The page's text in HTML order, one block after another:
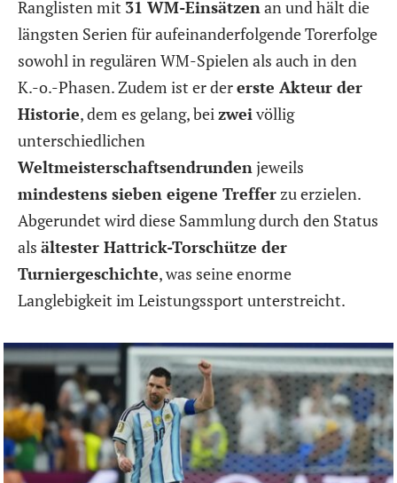
Ranglisten mit 31 WM-Einsätzen an und hält die
längsten Serien für aufeinanderfolgende Torerfolge
sowohl in regulären WM-Spielen als auch in den
K.-o.-Phasen. Zudem ist er dererste Akteur der
Historie, dem es gelang, bei zwei völlig
unterschiedlichen
Weltmeisterschaftsendrunden jeweils
mindestens sieben eigene Treffer zu erzielen.
Abgerundet wird diese Sammlung durch den Status
als ältester Hattrick-Torschütze der
Turniergeschichte, was seine enorme
Langlebigkeit im Leistungssport unterstreicht.